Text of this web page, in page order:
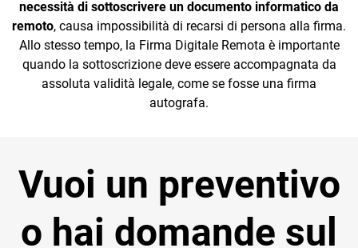
necessità di sottoscrivere un documento informatico da
remoto, causa impossibilità di recarsi di persona alla firma.
Allo stesso tempo, la Firma Digitale Remota è importante
quando la sottoscrizione deve essere accompagnata da
assoluta validità legale, come se fosse una firma
autografa.
Vuoi un preventivo
o hai domande sul